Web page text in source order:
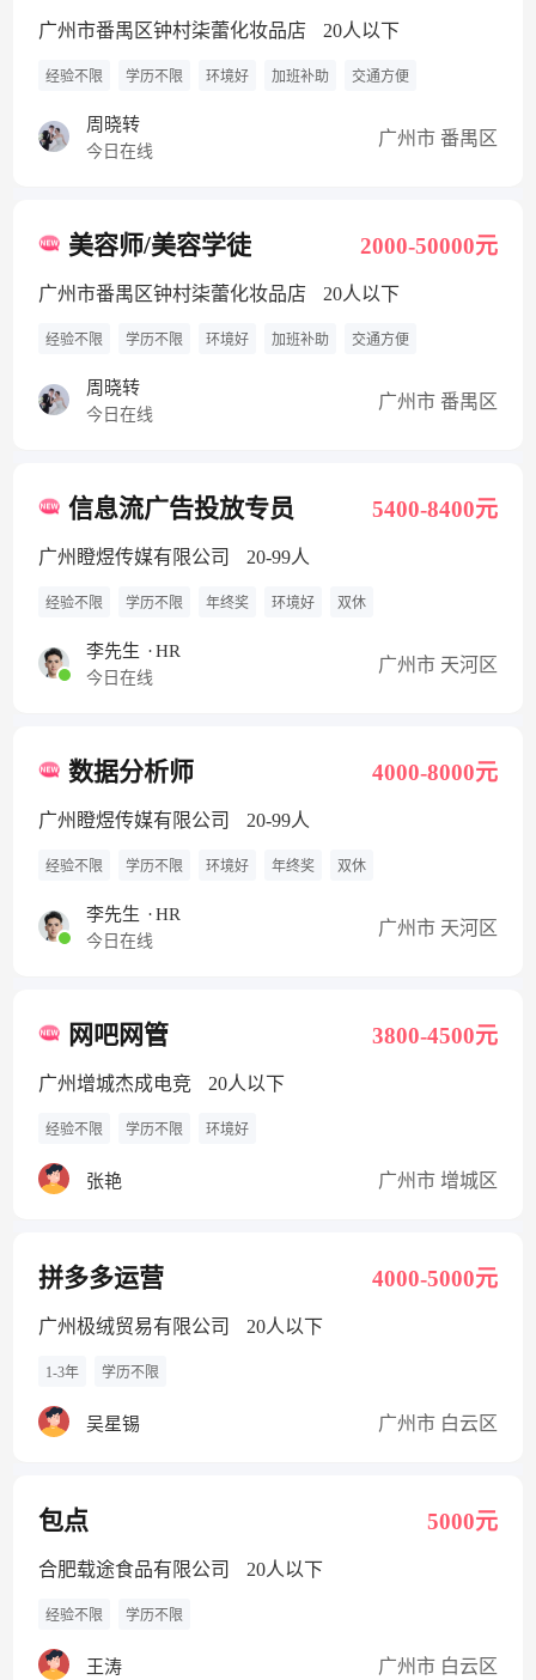
广州市番禺区钟村柒蕾化妆品店 20人以下
经验不限 学历不限 环境好 加班补助 交通方便
周晓转
今日在线
广州市 番禺区
美容师/美容学徒 2000-50000元
广州市番禺区钟村柒蕾化妆品店 20人以下
经验不限 学历不限 环境好 加班补助 交通方便
周晓转
今日在线
广州市 番禺区
信息流广告投放专员 5400-8400元
广州瞪煜传媒有限公司 20-99人
经验不限 学历不限 年终奖 环境好 双休
李先生 ·HR
今日在线
广州市 天河区
数据分析师 4000-8000元
广州瞪煜传媒有限公司 20-99人
经验不限 学历不限 环境好 年终奖 双休
李先生 ·HR
今日在线
广州市 天河区
网吧网管 3800-4500元
广州增城杰成电竞 20人以下
经验不限 学历不限 环境好
张艳 广州市 增城区
拼多多运营 4000-5000元
广州极绒贸易有限公司 20人以下
1-3年 学历不限
吴星锡 广州市 白云区
包点 5000元
合肥载途食品有限公司 20人以下
经验不限 学历不限
王涛 广州市 白云区